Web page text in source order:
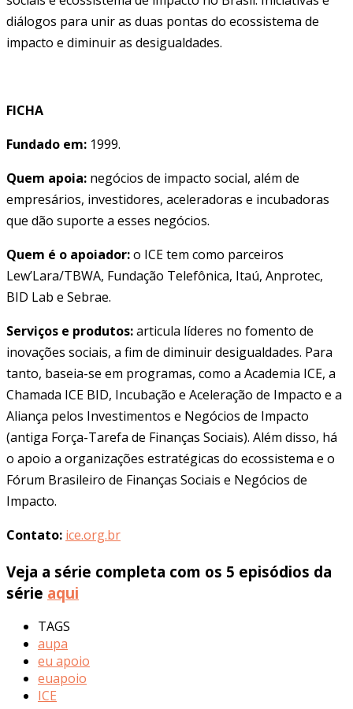
diálogos para unir as duas pontas do ecossistema de
impacto e diminuir as desigualdades.
FICHA
Fundado em: 1999.
Quem apoia: negócios de impacto social, além de
empresários, investidores, aceleradoras e incubadoras
que dão suporte a esses negócios.
Quem é o apoiador:o ICE tem como parceiros
Lew’Lara/TBWA, Fundação Telefônica, Itaú, Anprotec,
BID Lab e Sebrae.
Serviços e produtos:articula líderes no fomento de
inovações sociais, a fim de diminuir desigualdades. Para
tanto, baseia-se em programas, como a Academia ICE, a
Chamada ICE BID, Incubação e Aceleração de Impacto e a
Aliança pelos Investimentos e Negócios de Impacto
(antiga Força-Tarefa de Finanças Sociais). Além disso, há
o apoio a organizações estratégicas do ecossistema e o
Fórum Brasileiro de Finanças Sociais e Negócios de
Impacto.
Contato: ice.org.br
Veja a série completa com os 5 episódios da
série aqui
TAGS
aupa
eu apoio
euapoio
ICE